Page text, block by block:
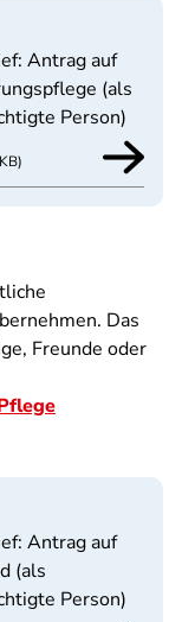
Antrag auf
(als
Person)
Das
Freunde oder
Antrag auf
(als
Person)